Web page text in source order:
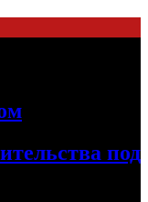
под